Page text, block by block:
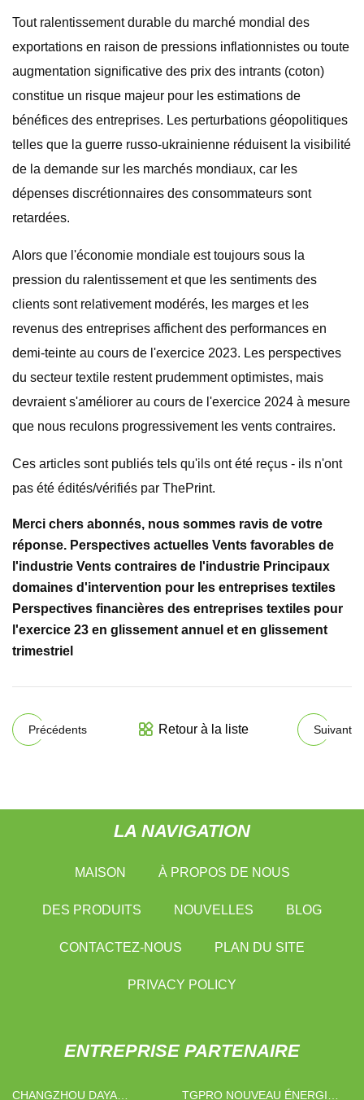
Tout ralentissement durable du marché mondial des
exportations en raison de pressions inflationnistes ou toute
augmentation significative des prix des intrants (coton)
constitue un risque majeur pour les estimations de
bénéfices des entreprises. Les perturbations géopolitiques
telles que la guerre russo-ukrainienne réduisent la visibilité
de la demande sur les marchés mondiaux, car les
dépenses discrétionnaires des consommateurs sont
retardées.
Alors que l'économie mondiale est toujours sous la
pression du ralentissement et que les sentiments des
clients sont relativement modérés, les marges et les
revenus des entreprises affichent des performances en
demi-teinte au cours de l'exercice 2023. Les perspectives
du secteur textile restent prudemment optimistes, mais
devraient s'améliorer au cours de l'exercice 2024 à mesure
que nous reculons progressivement les vents contraires.
Ces articles sont publiés tels qu'ils ont été reçus - ils n'ont
pas été édités/vérifiés par ThePrint.
Merci chers abonnés, nous sommes ravis de votre
réponse. Perspectives actuelles Vents favorables de
l'industrie Vents contraires de l'industrie Principaux
domaines d'intervention pour les entreprises textiles
Perspectives financières des entreprises textiles pour
l'exercice 23 en glissement annuel et en glissement
trimestriel
Précédents Retour à la liste Suivant
LA NAVIGATION
MAISON À PROPOS DE NOUS
DES PRODUITS NOUVELLES BLOG
CONTACTEZ-NOUS PLAN DU SITE
PRIVACY POLICY
ENTREPRISE PARTENAIRE
CHANGZHOU DAYA TGPRO NOUVEAU ÉNERGIE